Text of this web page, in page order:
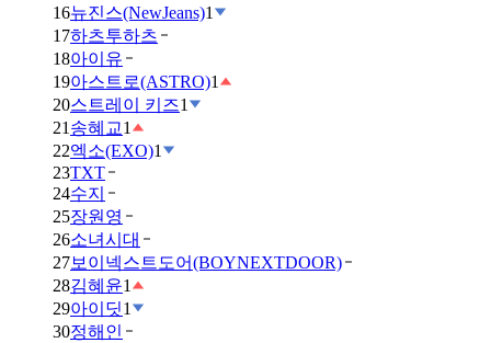
16뉴진스(NewJeans)1
17하츠투하츠
18아이유
19아스트로(ASTRO)1
20스트레이 키즈1
21 송혜교1
22엑소(EXO)1
23TXT
24수지
25장원영
26소녀시대
27보이넥스트도어(BOYNEXTDOOR)
28김혜윤1
29아이딧1
30정해인